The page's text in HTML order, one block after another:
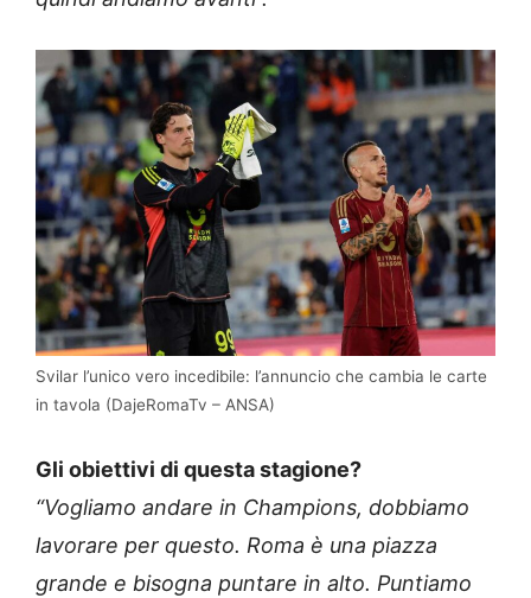
Svilar l’unico vero incedibile: l’annuncio che cambia le carte
in tavola (DajeRomaTv – ANSA)
Gli obiettivi di questa stagione?
“Vogliamo andare in Champions, dobbiamo
lavorare per questo. Roma è una piazza
grande e bisogna puntare in alto. Puntiamo